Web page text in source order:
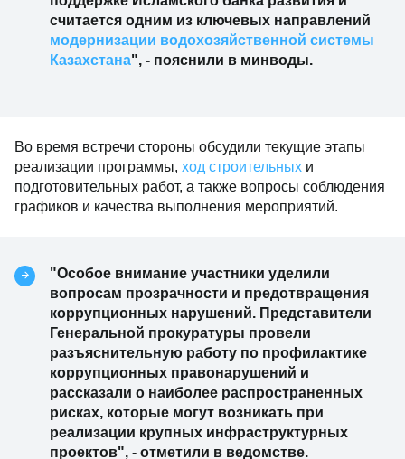
считается одним из ключевых направлений
модернизации водохозяйственной системы
Казахстана", - пояснили в минводы.
Во время встречи стороны обсудили текущие этапы
реализации программы, ход строительных и
подготовительных работ, а также вопросы соблюдения
графиков и качества выполнения мероприятий.
"Особое внимание участники уделили
вопросам прозрачности и предотвращения
коррупционных нарушений. Представители
Генеральной прокуратуры провели
разъяснительную работу по профилактике
коррупционных правонарушений и
рассказали о наиболее распространенных
рисках, которые могут возникать при
реализации крупных инфраструктурных
проектов", - отметили в ведомстве.